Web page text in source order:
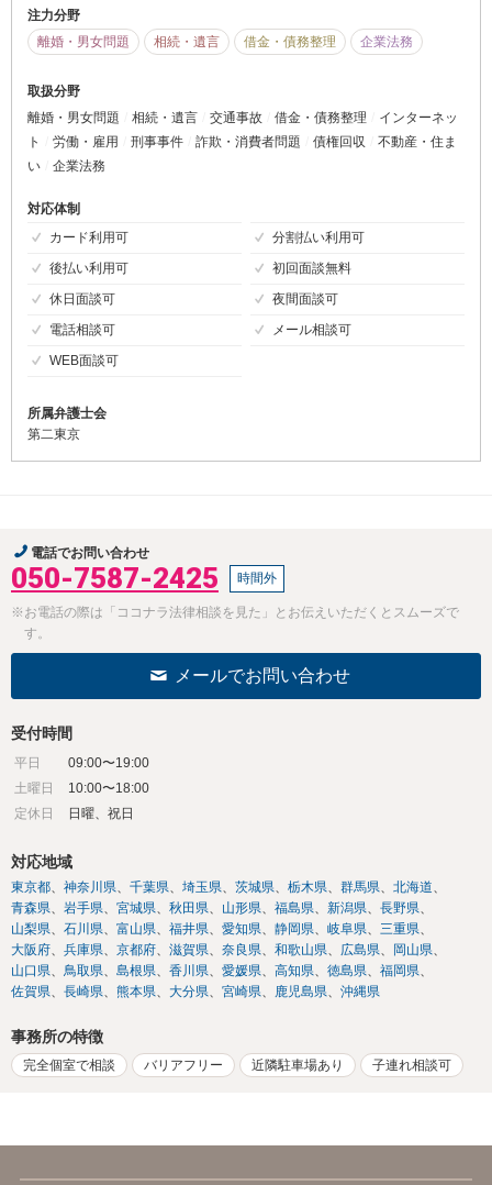
注力分野
離婚・男女問題
相続・遺言 借金・債務整理 企業法務
取扱分野
離婚・男女問題
相続・遺言 交通事故 借金・債務整理
インターネッ
ト
労働・雇用 刑事事件 詐欺・消費者問題 債権回収
不動産・住ま
い
企業法務
対応体制
カード利用可
分割払い利用可
後払い利用可
初回面談無料
休日面談可
夜間面談可
電話相談可
メール相談可
WEB面談可
所属弁護士会
第二東京
電話でお問い合わせ
050-7587-2425 時間外
※お電話の際は「ココナラ法律相談を見た」とお伝えいただくとスムーズで
す。
メールでお問い合わせ
受付時間
平日
09:00〜19:00
土曜日
10:00〜18:00
定休日
日曜、祝日
対応地域
東京都 神奈川県 千葉県 埼玉県 茨城県 栃木県 群馬県
北海道
青森県
岩手県 宮城県 秋田県 山形県 福島県 新潟県
長野県
山梨県
石川県 富山県 福井県 愛知県 静岡県 岐阜県
三重県
大阪府
兵庫県 京都府 滋賀県 奈良県 和歌山県 広島県
岡山県
山口県
鳥取県 島根県 香川県 愛媛県 高知県 徳島県
福岡県
佐賀県
長崎県 熊本県 大分県 宮崎県 鹿児島県 沖縄県
事務所の特徴
完全個室で相談 バリアフリー 近隣駐車場あり 子連れ相談可